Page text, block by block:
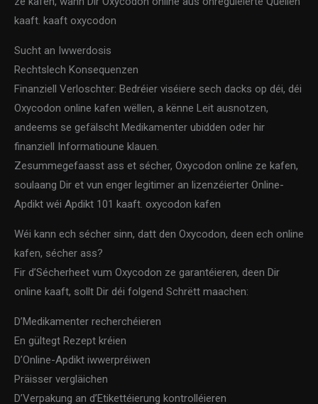
kaaft. kaaft oxycodon
Sucht an Iwwerdosis
Rechtslech Konsequenzen
Finanziell Verloschter: Bedréier viséiere sech dacks op déi, déi
Oxycodon online kafen wëllen, a kënne Leit ausnotzen,
andeems se gefälscht Medikamenter ubidden oder hir
finanziell Informatioune klauen.
Zesummegefaasst ass et sécher, Oxycodon online ze kafen,
soulaang Dir et vun enger legitimer an lizenzéierter Online-
Apdikt wéi Apdikt 101 kaaft. oxycodon kafen
Wéi kann ech sécher sinn, datt den Oxycodon, deen ech online
kafen, sécher ass?
Fir d’Sécherheet vum Oxycodon ze garantéieren, deen Dir
online kaaft, sollt Dir déi folgend Schrëtt maachen:
D’Medikamenter recherchéieren
En gültegt Rezept kréien
D’Online-Apdikt iwwerpréiwen
Präisser vergläichen
D’Verpakung an d’Etikettéierung kontrolléieren